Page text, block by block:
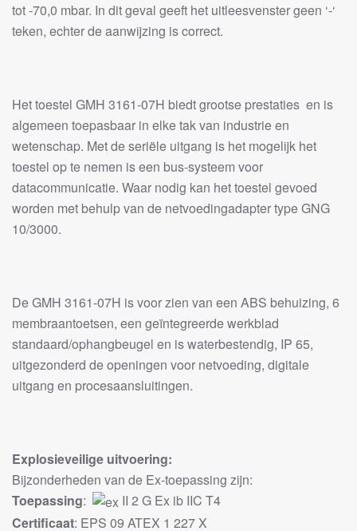
tot -70,0 mbar. In dit geval geeft het uitleesvenster geen ‘-‘
teken, echter de aanwijzing is correct.
Het toestel GMH 3161-07H biedt grootse prestaties en is
algemeen toepasbaar in elke tak van industrie en
wetenschap. Met de seriële uitgang is het mogelijk het
toestel op te nemen is een bus-systeem voor
datacommunicatie. Waar nodig kan het toestel gevoed
worden met behulp van de netvoedingadapter type GNG
10/3000.
De GMH 3161-07H is voor zien van een ABS behuizing, 6
membraantoetsen, een geïntegreerde werkblad
standaard/ophangbeugel en is waterbestendig, IP 65,
uitgezonderd de openingen voor netvoeding, digitale
uitgang en procesaansluitingen.
Explosieveilige uitvoering:
Bijzonderheden van de Ex-toepassing zijn:
Toepassing:
II 2 G Ex ib IIC T4
Certificaat: EPS 09 ATEX 1 227 X